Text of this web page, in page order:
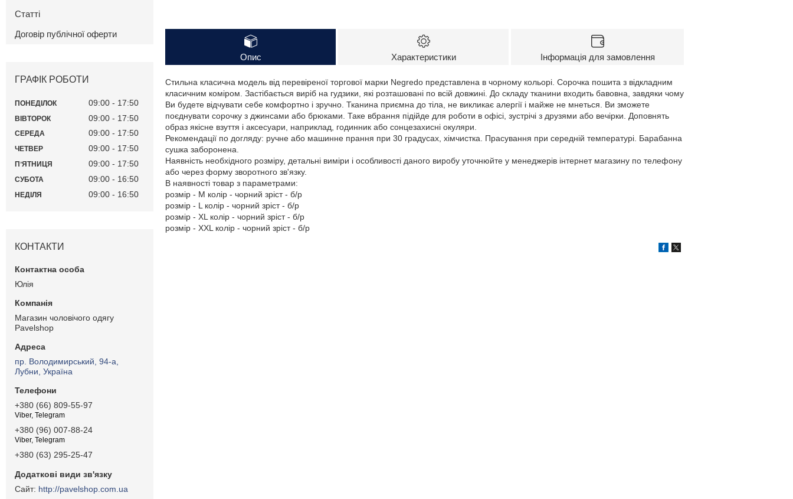
Опис Характеристики Інформація для замовлення
Стильна класична модель від перевіреної торгової марки Negredo представлена в чорному кольорі. Сорочка пошита з відкладним
класичним коміром. Застібається виріб на гудзики, які розташовані по всій довжині. До складу тканини входить бавовна, завдяки чому
Ви будете відчувати себе комфортно і зручно. Тканина приємна до тіла, не викликає алергії і майже не мнеться. Ви зможете
поєднувати сорочку з джинсами або брюками. Таке вбрання підійде для роботи в офісі, зустрічі з друзями або вечірки. Доповнять
образ якісне взуття і аксесуари, наприклад, годинник або сонцезахисні окуляри.
Рекомендації по догляду: ручне або машинне прання при 30 градусах, хімчистка. Прасування при середній температурі. Барабанна
сушка заборонена.
Наявність необхідного розміру, детальні виміри і особливості даного виробу уточнюйте у менеджерів інтернет магазину по телефону
або через форму зворотного зв'язку.
В наявності товар з параметрами:
розмір - M колір - чорний зріст - б/р
розмір - L колір - чорний зріст - б/р
розмір - XL колір - чорний зріст - б/р
розмір - XXL колір - чорний зріст - б/р
Статті
Договір публічної оферти
ГРАФІК РОБОТИ
ПОНЕДІЛОК 09:00 17:50
ВІВТОРОК 09:00 17:50
СЕРЕДА 09:00 17:50
ЧЕТВЕР 09:00 17:50
ПʼЯТНИЦЯ 09:00 17:50
СУБОТА 09:00 16:50
НЕДІЛЯ 09:00 16:50
КОНТАКТИ
Юлія
Магазин чоловічого одягу
Pavelshop
пр. Володимирський, 94-а,
Лубни, Україна
+380 (66) 809-55-97
Viber, Telegram
+380 (96) 007-88-24
Viber, Telegram
+380 (63) 295-25-47
http://pavelshop.com.ua